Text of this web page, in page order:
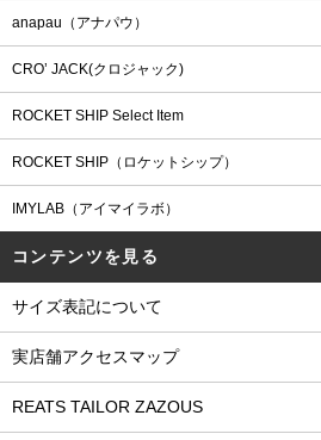
anapau（アナパウ）
CRO’ JACK(クロジャック)
ROCKET SHIP Select Item
ROCKET SHIP（ロケットシップ）
IMYLAB（アイマイラボ）
コンテンツを見る
サイズ表記について
実店舗アクセスマップ
REATS TAILOR ZAZOUS